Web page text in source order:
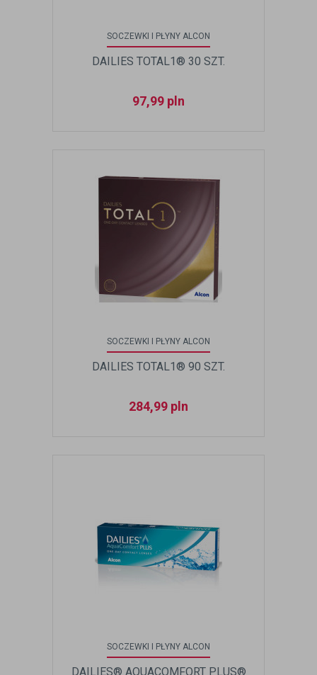
SOCZEWKI I PŁYNY ALCON
DAILIES TOTAL1® 30 SZT.
97,99 pln
SOCZEWKI I PŁYNY ALCON
DAILIES TOTAL1® 90 SZT.
284,99 pln
SOCZEWKI I PŁYNY ALCON
DAILIES® AQUACOMFORT PLUS®